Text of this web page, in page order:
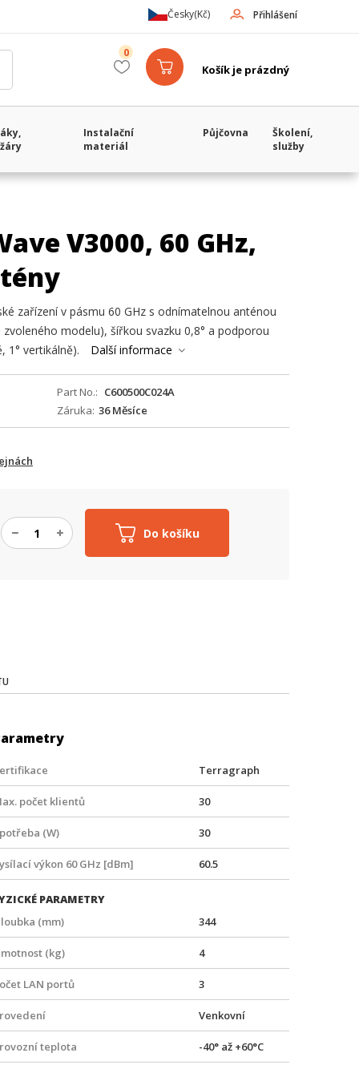
Přihlášení
Česky(Kč)
Košík je prázdný
0
Instalační
materiál
Půjčovna
Školení,
služby
V3000, 60 GHz,
zařízení v pásmu 60 GHz s odnímatelnou anténou
modelu), šířkou svazku 0,8° a podporou
1° vertikálně).
Další informace
Part No.
C600500C024A
Záruka 36 Měsíce
Do košíku
Terragraph
počet klientů 30
(W) 30
výkon 60 GHz [dBm] 60.5
PARAMETRY
(mm)
344
(kg) 4
LAN portů 3
Venkovní
teplota -40° až +60°C